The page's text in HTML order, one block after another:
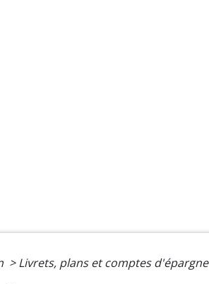
> Livrets, plans et comptes d'épargne